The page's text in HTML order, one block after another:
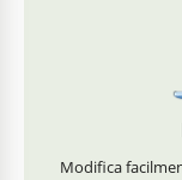
Modifica